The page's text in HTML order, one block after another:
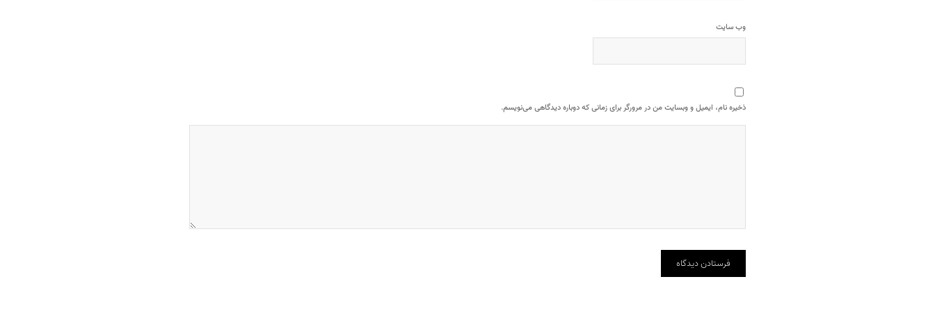
وب‌ سایت
ذخیره نام، ایمیل و وبسایت من در مرورگر برای زمانی که دوباره دیدگاهی می‌نویسم.